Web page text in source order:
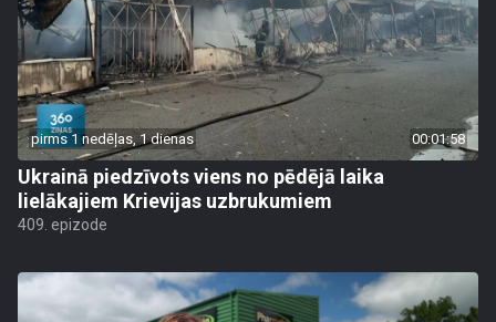
pirms 1 nedēļas, 1 dienas 00:01:58
Ukrainā piedzīvots viens no pēdējā laika
lielākajiem Krievijas uzbrukumiem
409. epizode